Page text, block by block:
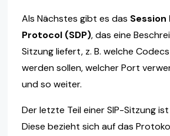
Als Nächstes gibt es das
Protocol (SDP), das eine
Sitzung liefert, z. B. welche
werden sollen, welcher Port
und so weiter.
Der letzte Teil einer SIP-Sitzung
Diese bezieht sich auf das